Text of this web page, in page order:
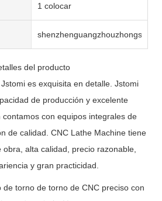
1 colocar
shenzhenguangzhouzhongshan
del producto
es exquisita en detalle. Jstomi
de producción y excelente
con equipos integrales de
de calidad. CNC Lathe Machine tiene
alta calidad, precio razonable,
y gran practicidad.